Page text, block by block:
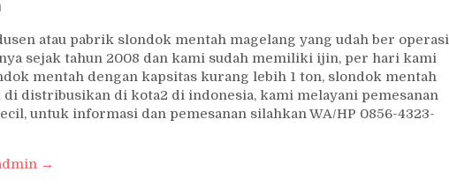
atau pabrik slondok mentah magelang yang udah ber operasi
sejak tahun 2008 dan kami sudah memiliki ijin, per hari kami
mentah dengan kapsitas kurang lebih 1 ton, slondok mentah
di distribusikan di kota2 di indonesia, kami melayani pemesanan
untuk informasi dan pemesanan silahkan WA/HP 0856-4323-
→